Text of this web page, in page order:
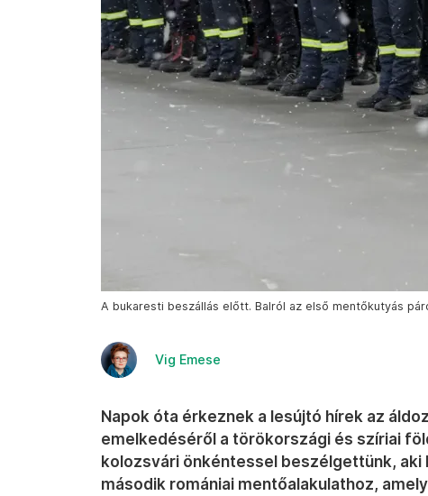
A bukaresti beszállás előtt. Balról az első mentőkutyás
Vig Emese
Napok óta érkeznek a lesújtó hírek az
emelkedéséről a törökországi és szíriai
kolozsvári önkéntessel beszélgettünk,
második romániai mentőalakulathoz,